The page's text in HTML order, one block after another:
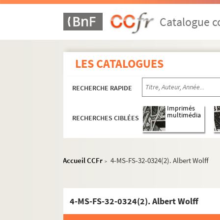
Catalogue
LES CATALOGUES
RECHERCHE RAPIDE
RECHERCHES CIBLÉES
Imprimés
multimédia
Accueil CCFr > 4-MS-FS-32-0324(2). Albert Wolff
4-MS-FS-32-0324(2). Albert Wolff
Correspondance active